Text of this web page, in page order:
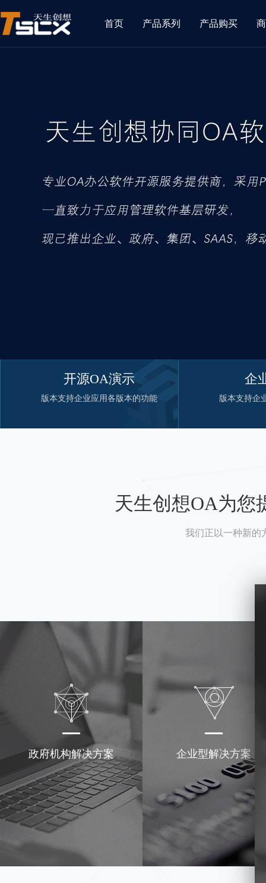
首页 产品系列 产品购买
开源OA演示
版本支持企业应用各版本的功能
企
版本支持企
天生创想OA为您
我们正以一种新的
政府机构解决方案 企业型解决方案